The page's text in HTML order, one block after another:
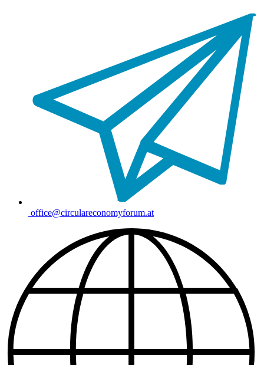
office@circulareconomyforum.at